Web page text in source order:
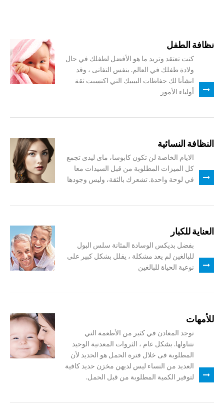
نظافة الطفل
كنت تعتقد وتريد ما هو الأفضل لطفلك في حال
ولادة طفلك في العالم. بنفس التفانى ، وقد
انشأنا لك حفاظات البيبيك التي اكتسبت ثقة
أولياء الأمور
النظافة النسائية
الايام الخاصة لن تكون كابوسا، ماى ليدى تجمع
كل الميزات المطلوبة من قبل السيدات معا
في لوحة واحدة. تشعرك بالثقة، وليس وجودها
العناية للكبار
بفضل بديكس الوسادة المثانة سلس البول
للبالغين لم يعد مشكلة ، يقلل بشكل كبير على
نوعية الحياة للبالغين
للأمهات
توجد المعادن في كثير من الأطعمة التي
نتناولها. بشكل عام ، الثروات المعدنية الوحيد
المطلوبة فى خلال فترة الحمل هو الحديد لأن
العديد من النساء ليس لديهن مخزن حديد كافية
لتوفير الكمية المطلوبة من قبل الحمل.